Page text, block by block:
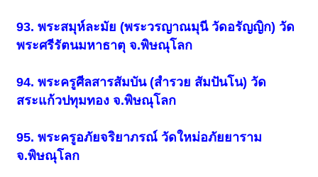
93. พระสมุห์ละมัย (พระวรญาณมุนี วัดอรัญญิก) วัด
พระศรีรัตนมหาธาตุ จ.พิษณุโลก
94. พระครูศีลสารสัมบัน (สำรวย สัมปันโน) วัด
สระแก้วปทุมทอง จ.พิษณุโลก
95. พระครูอภัยจริยาภรณ์ วัดใหม่อภัยยาราม
จ.พิษณุโลก